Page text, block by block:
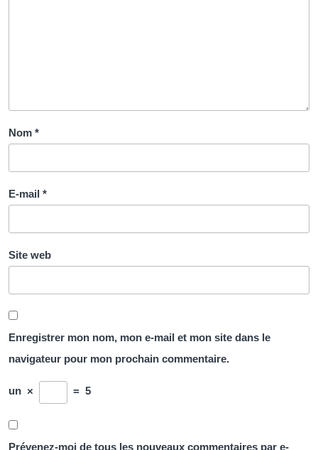
Nom *
E-mail *
Site web
Enregistrer mon nom, mon e-mail et mon site dans le
navigateur pour mon prochain commentaire.
un × = 5
Prévenez-moi de tous les nouveaux commentaires par e-